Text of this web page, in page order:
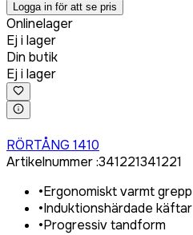
Logga in för att se pris
Onlinelager
Ej i lager
Din butik
Ej i lager
RÖRTÅNG 1410
Artikelnummer:341221341221
•Ergonomiskt varmt grepp
•Induktionshärdade käftar
•Progressiv tandform